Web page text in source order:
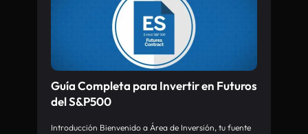
Guía Completa para Invertir en Futuros
del S&P500
Introducción Bienvenido a Área de Inversión, tu fuente